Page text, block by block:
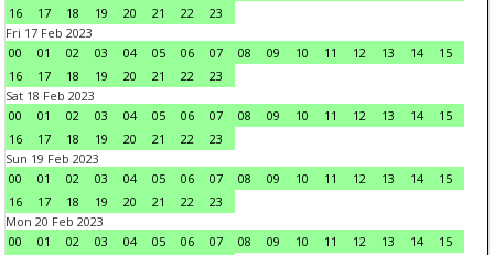
16
17 18 19 20 21 22
23
Fri 17 Feb 2023
00
01 02 03 04 05 06 07 08 09 10 11 12 13 14
15
16
17 18 19 20 21 22
23
Sat 18 Feb 2023
00
01 02 03 04 05 06 07 08 09 10 11 12 13 14
15
16
17 18 19 20 21 22
23
Sun 19 Feb 2023
00
01 02 03 04 05 06 07 08 09 10 11 12 13 14
15
16
17 18 19 20 21 22
23
Mon 20 Feb 2023
00
01 02 03 04 05 06 07 08 09 10 11 12 13 14
15